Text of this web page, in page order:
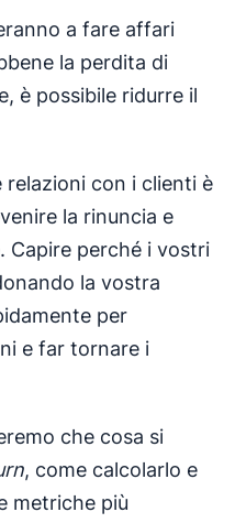
a fare affari
la perdita di
è possibile ridurre il
con i clienti è
la rinuncia e
Capire perché i vostri
la vostra
per
e far tornare i
che cosa si
, come calcolarlo e
metriche più